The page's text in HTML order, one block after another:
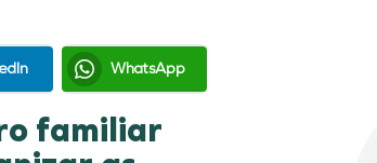
WhatsApp
familiar